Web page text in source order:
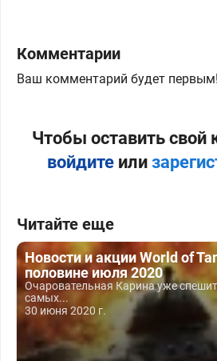
Комментарии
Ваш комментарий будет первым!
Чтобы оставить свой
войдитеили
Читайте еще
Новости и акции World of
половине июля 2020
Очаровательная Карина уже
самых...
30 июня 2020 г.